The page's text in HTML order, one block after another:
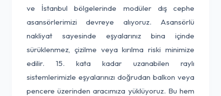
ve İstanbul bölgelerinde modüler dış cephe
asansörlerimizi devreye alıyoruz. Asansörlü
nakliyat sayesinde eşyalarınız bina içinde
sürüklenmez, çizilme veya kırılma riski minimize
edilir. 15. kata kadar uzanabilen raylı
sistemlerimizle eşyalarınızı doğrudan balkon veya
pencere üzerinden aracımıza yüklüyoruz. Bu hem